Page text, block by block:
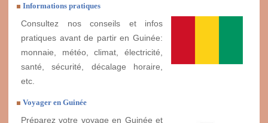
Informations pratiques
Consultez nos conseils et infos
pratiques avant de partir en Guinée:
monnaie, météo, climat, électricité,
santé, sécurité, décalage horaire,
etc.
Voyager en Guinée
Préparez votre voyage en Guinée et